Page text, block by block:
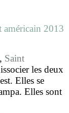
américain 2013
Saint
les deux
Elles se
Elles sont